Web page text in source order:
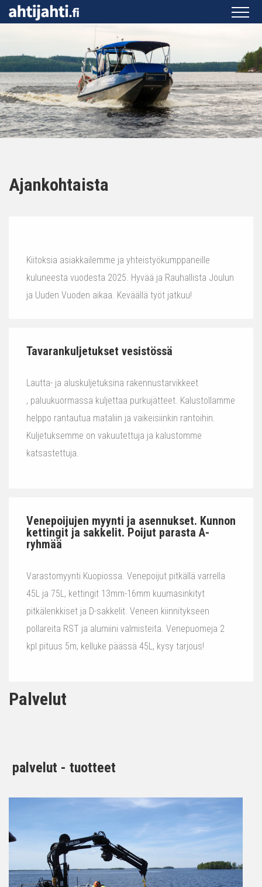
Ajankohtaista
Kiitoksia asiakkailemme ja yhteistyökumppaneille
kuluneesta vuodesta 2025. Hyvää ja Rauhallista Joulun
ja Uuden Vuoden aikaa. Keväällä työt jatkuu!
Tavarankuljetukset vesistössä
Lautta- ja aluskuljetuksina rakennustarvikkeet
, paluukuormassa kuljettaa purkujätteet. Kalustollamme
helppo rantautua mataliin ja vaikeisiinkin rantoihin.
Kuljetuksemme on vakuutettuja ja kalustomme
katsastettuja.
Venepoijujen myynti ja asennukset. Kunnon
kettingit ja sakkelit. Poijut parasta A-
ryhmää
Varastomyynti Kuopiossa. Venepoijut pitkällä varrella
45L ja 75L, kettingit 13mm-16mm kuumasinkityt
pitkälenkkiset ja D-sakkelit. Veneen kiinnitykseen
pollareita RST ja alumiini valmisteita. Venepuomeja 2
kpl pituus 5m, kelluke päässä 45L, kysy tarjous!
Palvelut
palvelut - tuotteet